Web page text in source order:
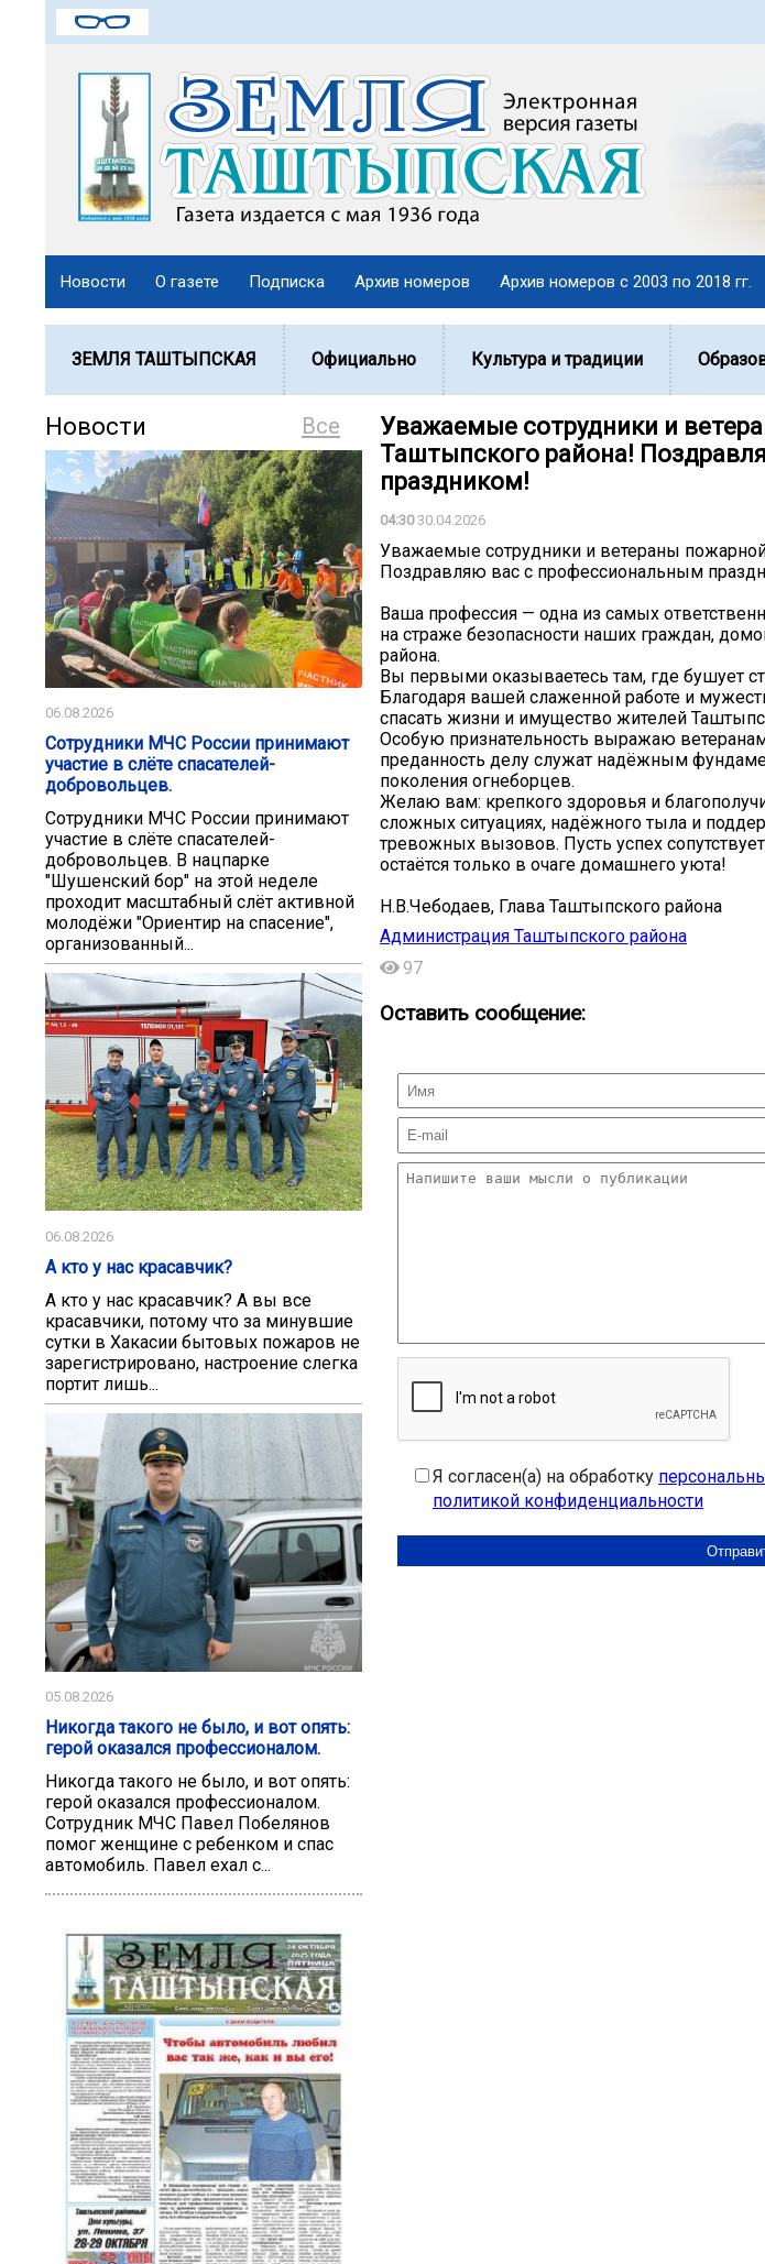
Новости О газете Подписка Архив номеров Архив номеров с 2003 по 2018 гг.
ЗЕМЛЯ ТАШТЫПСКАЯ Официально Культура и традиции
Все
Новости
06.08.2026
Сотрудники МЧС России принимают
участие в слёте спасателей-
добровольцев.
Сотрудники МЧС России принимают
участие в слёте спасателей-
добровольцев. В нацпарке
"Шушенский бор" на этой неделе
проходит масштабный слёт активной
молодёжи "Ориентир на спасение",
организованный...
06.08.2026
А кто у нас красавчик?
А кто у нас красавчик? А вы все
красавчики, потому что за минувшие
сутки в Хакасии бытовых пожаров не
зарегистрировано, настроение слегка
портит лишь...
05.08.2026
Никогда такого не было, и вот опять:
герой оказался профессионалом.
Никогда такого не было, и вот опять:
герой оказался профессионалом.
Сотрудник МЧС Павел Побелянов
помог женщине с ребенком и спас
автомобиль. Павел ехал с...
Уважаемые сотрудники и
Таштыпского района!
праздником!
04:3030.04.2026
Уважаемые сотрудники и ветераны
Поздравляю вас с профессиональным
Ваша профессия — одна из самых
на страже безопасности наших граждан,
района.
Вы первыми оказываетесь там, где бушует
Благодаря вашей слаженной работе и
спасать жизни и имущество жителей
Особую признательность выражаю
преданность делу служат надёжным
поколения огнеборцев.
Желаю вам: крепкого здоровья и
сложных ситуациях, надёжного тыла и
тревожных вызовов. Пусть успех
остаётся только в очаге домашнего уюта!
Н.В.Чебодаев, Глава Таштыпского района
Администрация Таштыпского района
97
Оставить сообщение:
Я согласен(а) на обработку
политикой конфиденциальности